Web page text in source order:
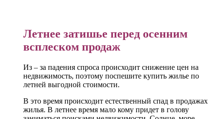
Летнее затишье перед осенним
всплеском продаж
Из – за падения спроса происходит снижение цен на
недвижимость, поэтому поспешите купить жилье по
летней выгодной стоимости.
В это время происходит естественный спад в продажах
жилья. В летнее время мало кому придет в голову